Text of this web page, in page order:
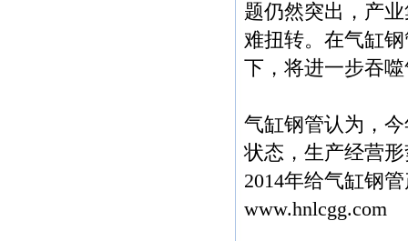
题仍然突出，产
难扭转。在气缸
下，将进一步吞
气缸钢管认为，
状态，生产经营
2014年给气缸钢
www.hnlcgg.com